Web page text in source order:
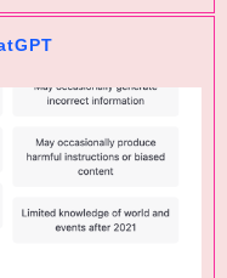
chatGPT- כלי לכתיבת פוסטים?